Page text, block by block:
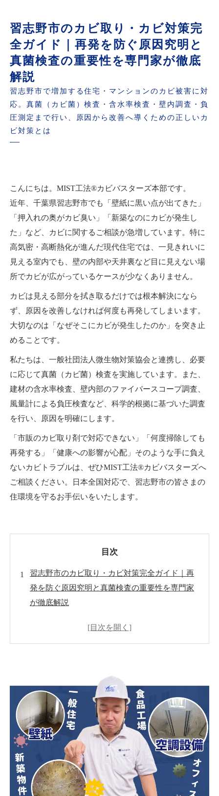
習志野市のカビ取り・カビ対策完
全ガイド｜再発を防ぐ原因究明と
真菌検査の重要性を専門家が徹底
解説
習志野市で増加する住宅・マンションのカビ被害に対
応。真菌（カビ菌）検査・含水率検査・壁内調査・負
圧測定まで行い、原因から改善へ導くための正しいカ
ビ対策とは
こんにちは。MIST工法®カビバスターズ本部です。
近年、千葉県習志野市でも「壁紙に黒い点が出てきた」
「押入れの奥がカビ臭い」「新築なのにカビが発生し
た」など、カビに関するご相談が急増しています。特に
高気密・高断熱化が進んだ現代住宅では、一見きれいに
見える室内でも、壁の内部や天井裏など目に見えない場
所でカビが広がっているケースが少なくありません。
カビは見える部分を拭き取るだけでは根本解決になら
ず、原因を改善しなければ何度も再発してしまいます。
大切なのは「なぜそこにカビが発生したのか」を突き止
めることです。
私たちは、一般社団法人微生物対策協会と連携し、必要
に応じて真菌（カビ菌）検査を実施しています。また、
建材の含水率検査、壁内部のファイバースコープ調査、
風量計による負圧検査など、科学的根拠に基づいた調査
を行い、原因を明確にします。
「市販のカビ取り剤で対応できない」「何度掃除しても
再発する」「健康への影響が心配」そのような手に負え
ないカビトラブルは、ぜひMIST工法®カビバスターズへ
ご相談ください。日本全国対応で、習志野市の皆さまの
住環境を守るお手伝いをいたします。
目次
習志野市のカビ取り・カビ対策完全ガイド｜再
発を防ぐ原因究明と真菌検査の重要性を専門家
が徹底解説
気密住宅が生む見えないリスク
習志野市でカビが何度も再発する理由とは？本
当の原因を突き止める重要性
習志野市でカビが心配なら真菌検査を｜見えな
いカビ菌を“数値”で確認する重要性
習志野市のカビ対策は“調査力”が決め手｜含水
率検査・壁内調査・負圧測定の重要性
習志野市で実際に増えているカビ被害とは？住
宅タイプ別トラブル事例